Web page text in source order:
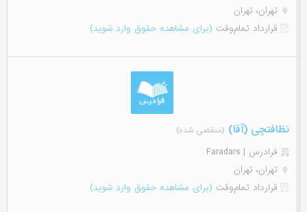
تهران، تهران
قرارداد تمام‌وقت (برای مشاهده حقوق وارد شوید)
نظافتچی (آقا) (منقضی شده)
فرادرس | Faradars
تهران، تهران
قرارداد تمام‌وقت (برای مشاهده حقوق وارد شوید)